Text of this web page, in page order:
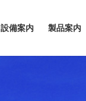
設備案内 製品案内